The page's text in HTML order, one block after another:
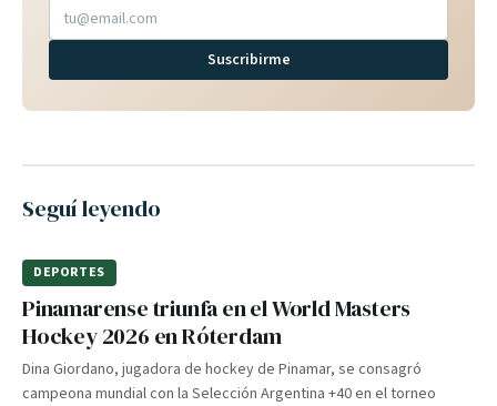
Suscribirme
Seguí leyendo
DEPORTES
Pinamarense triunfa en el World Masters
Hockey 2026 en Róterdam
Dina Giordano, jugadora de hockey de Pinamar, se consagró
campeona mundial con la Selección Argentina +40 en el torneo